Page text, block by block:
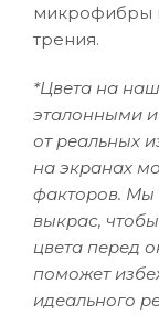
микрофибры
трения.
*Цвета на
эталонными и
от реальных
на экранах
факторов. Мы
выкрас,
цвета перед
поможет
идеального